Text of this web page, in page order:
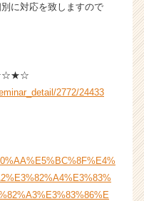
に対応を致しますので
2772/24433